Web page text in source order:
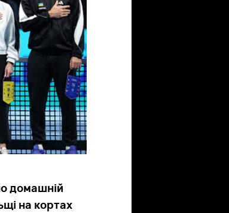
домашній
на кортах